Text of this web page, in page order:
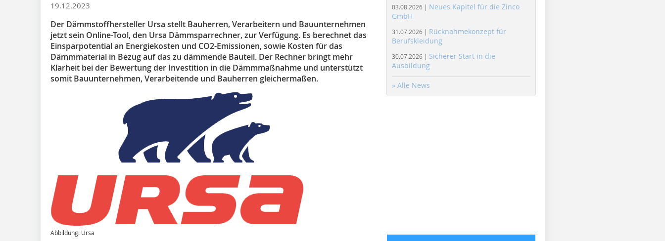
19.12.2023
Der Dämmstoffhersteller Ursa stellt Bauherren, Verarbeitern und Bauunternehmen
jetzt sein Online-Tool, den Ursa Dämmsparrechner, zur Verfügung. Es berechnet das
Einsparpotential an Energiekosten und CO2-Emissionen, sowie Kosten für das
Dämmmaterial in Bezug auf das zu dämmende Bauteil. Der Rechner bringt mehr
Klarheit bei der Bewertung der Investition in die Dämmmaßnahme und unterstützt
somit Bauunternehmen, Verarbeitende und Bauherren gleichermaßen.
Abbildung: Ursa
03.08.2026 | Neues Kapitel für die Zinco
GmbH
31.07.2026 | Rücknahmekonzept für
Berufskleidung
30.07.2026 | Sicherer Start in die
Ausbildung
» Alle News